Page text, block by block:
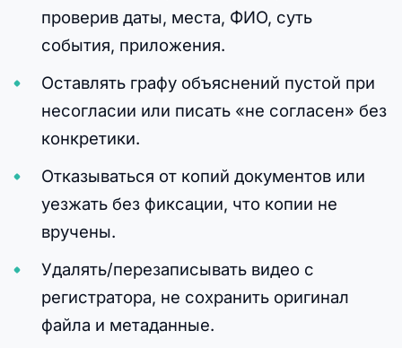
проверив даты, места, ФИО, суть
события, приложения.
Оставлять графу объяснений пустой при
несогласии или писать «не согласен» без
конкретики.
Отказываться от копий документов или
уезжать без фиксации, что копии не
вручены.
Удалять/перезаписывать видео с
регистратора, не сохранить оригинал
файла и метаданные.